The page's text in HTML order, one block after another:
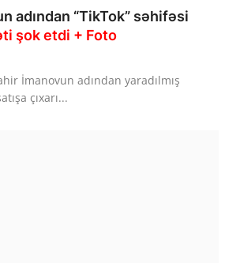
adından “TikTok” səhifəsi
şok etdi + Foto
İmanovun adından yaradılmış
çıxarı...